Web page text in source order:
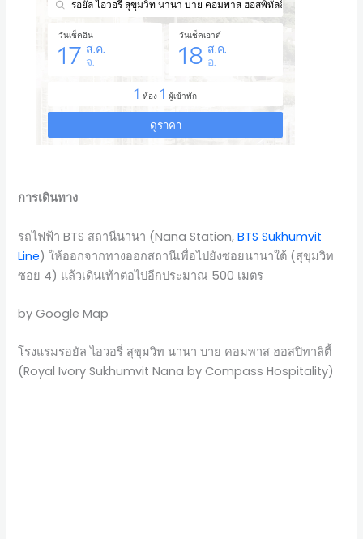
การเดินทาง
รถไฟฟ้า BTS สถานีนานา (Nana Station,BTS Sukhumvit
Line) ให้ออกจากทางออกสถานีเพื่อไปยังซอยนานาใต้ (สุขุมวิท
ซอย 4) แล้วเดินเท้าต่อไปอีกประมาณ 500 เมตร
by Google Map
โรงแรมรอยัล ไอวอรี่ สุขุมวิท นานา บาย คอมพาส ฮอสปิทาลิตี้
(Royal Ivory Sukhumvit Nana by Compass Hospitality)